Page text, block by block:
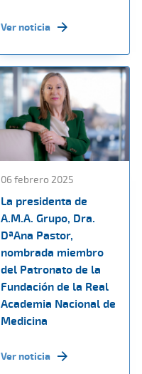
Ver noticia
06 febrero 2025
La presidenta de
A.M.A. Grupo, Dra.
DªAna Pastor,
nombrada miembro
del Patronato de la
Fundación de la Real
Academia Nacional de
Medicina
Ver noticia